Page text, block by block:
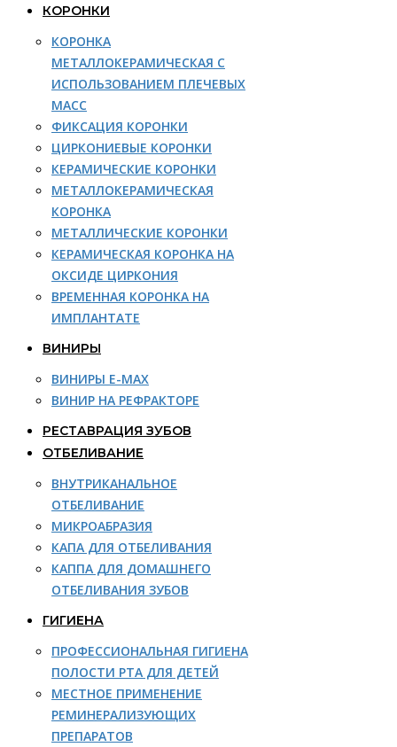
КОРОНКИ
КОРОНКА
МЕТАЛЛОКЕРАМИЧЕСКАЯ С
ИСПОЛЬЗОВАНИЕМ ПЛЕЧЕВЫХ
МАСС
ФИКСАЦИЯ КОРОНКИ
ЦИРКОНИЕВЫЕ КОРОНКИ
КЕРАМИЧЕСКИЕ КОРОНКИ
МЕТАЛЛОКЕРАМИЧЕСКАЯ
КОРОНКА
МЕТАЛЛИЧЕСКИЕ КОРОНКИ
КЕРАМИЧЕСКАЯ КОРОНКА НА
ОКСИДЕ ЦИРКОНИЯ
ВРЕМЕННАЯ КОРОНКА НА
ИМПЛАНТАТЕ
ВИНИРЫ
ВИНИРЫ E-MAX
ВИНИР НА РЕФРАКТОРЕ
РЕСТАВРАЦИЯ ЗУБОВ
ОТБЕЛИВАНИЕ
ВНУТРИКАНАЛЬНОЕ
ОТБЕЛИВАНИЕ
МИКРОАБРАЗИЯ
КАПА ДЛЯ ОТБЕЛИВАНИЯ
КАППА ДЛЯ ДОМАШНЕГО
ОТБЕЛИВАНИЯ ЗУБОВ
ГИГИЕНА
ПРОФЕССИОНАЛЬНАЯ ГИГИЕНА
ПОЛОСТИ РТА ДЛЯ ДЕТЕЙ
МЕСТНОЕ ПРИМЕНЕНИЕ
РЕМИНЕРАЛИЗУЮЩИХ
ПРЕПАРАТОВ